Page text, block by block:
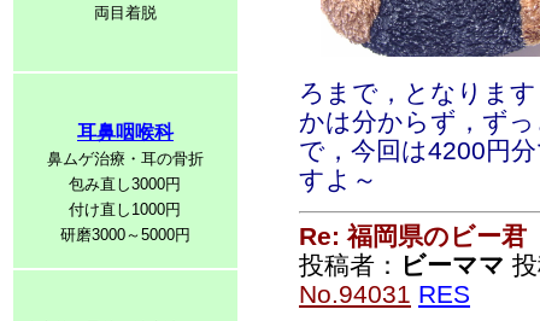
両目着脱
耳鼻咽喉科
鼻ムゲ治療・耳の骨折
包み直し3000円
付け直し1000円
研磨3000～5000円
ろまで，となりま
かは分からず，ず
で，今回は4200円
すよ～
Re: 福岡県のビー君
投稿者： ビーママ
No.94031 RES